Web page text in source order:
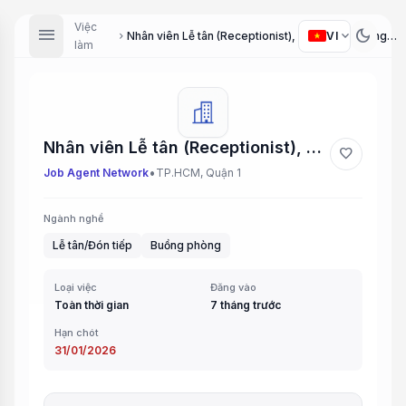
menu
Việc
làm
chevron_right Nhân viên Lễ tân (Receptionist), Nhân viên Buồng phòng (Housekeeping Staff)
VI expand_more dark_mode
Nhân viên Lễ tân (Receptionist), Nhân viên Buồng phòng (Housekeeping Staff)
Job Agent Network• TP.HCM, Quận 1
favorite
Ngành nghề
Lễ tân/Đón tiếp Buồng phòng
Loại việc
Toàn thời gian
Đăng vào
7 tháng trước
Hạn chót
31/01/2026